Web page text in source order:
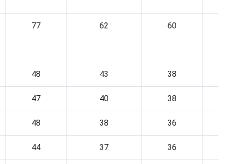
77 62 60
48 43 38
47 40 38
48 38 36
44 37 36